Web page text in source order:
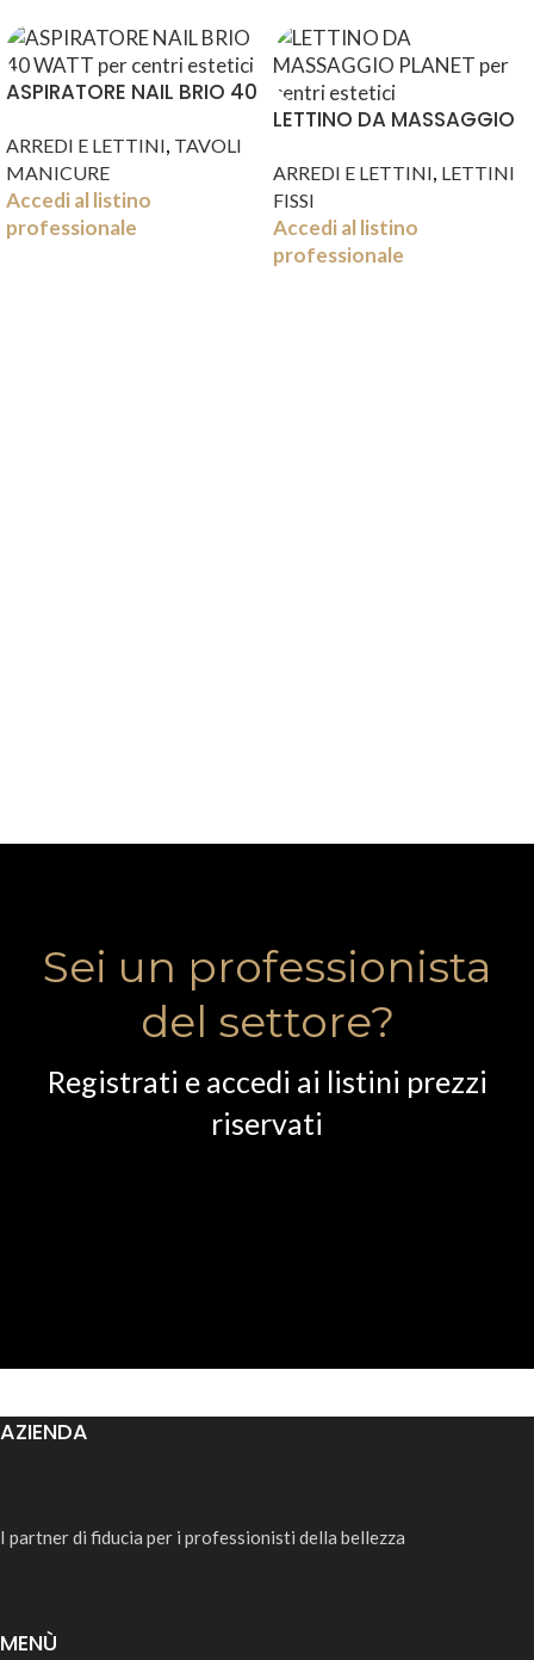
ASPIRATORE NAIL BRIO 40
ARREDI E LETTINI, TAVOLI
MANICURE
Accedi al listino
professionale
LETTINO DA MASSAGGIO
ARREDI E LETTINI, LETTINI
FISSI
Accedi al listino
professionale
Sei un professionista
del settore?
Registrati e accedi ai listini prezzi
riservati
AZIENDA
I partner di fiducia per i professionisti della bellezza
MENÙ